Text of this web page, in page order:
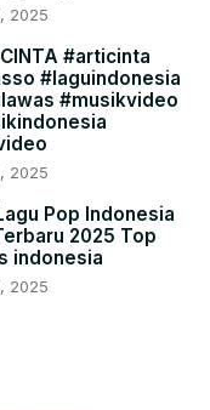
2025
#articinta
#laguindonesia
#musikvideo
2025
Pop Indonesia
2025 Top
indonesia
2025